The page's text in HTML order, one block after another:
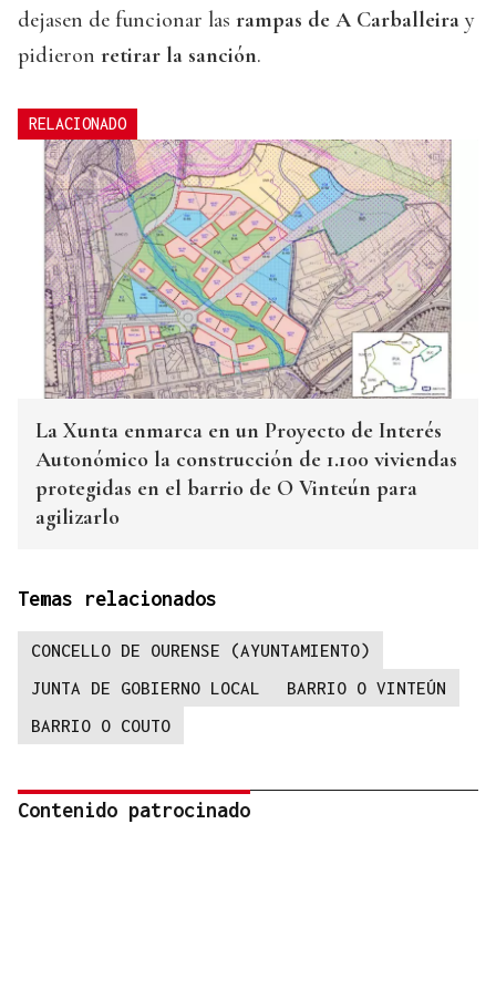
dejasen de funcionar las rampas de A Carballeira y
pidieron retirar la sanción.
RELACIONADO
La Xunta enmarca en un Proyecto de Interés
Autonómico la construcción de 1.100 viviendas
protegidas en el barrio de O Vinteún para
agilizarlo
Temas relacionados
CONCELLO DE OURENSE (AYUNTAMIENTO)
JUNTA DE GOBIERNO LOCAL
BARRIO O VINTEÚN
BARRIO O COUTO
Contenido patrocinado